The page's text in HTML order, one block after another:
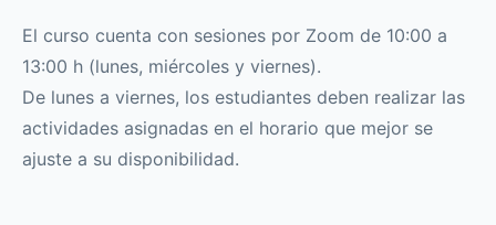
El curso cuenta con sesiones por Zoom de 10:00 a
13:00 h (lunes, miércoles y viernes).
De lunes a viernes, los estudiantes deben realizar las
actividades asignadas en el horario que mejor se
ajuste a su disponibilidad.